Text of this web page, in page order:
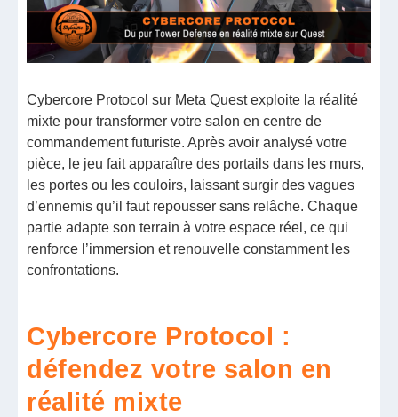
Cybercore Protocol sur Meta Quest exploite la réalité
mixte pour transformer votre salon en centre de
commandement futuriste. Après avoir analysé votre
pièce, le jeu fait apparaître des portails dans les murs,
les portes ou les couloirs, laissant surgir des vagues
d’ennemis qu’il faut repousser sans relâche. Chaque
partie adapte son terrain à votre espace réel, ce qui
renforce l’immersion et renouvelle constamment les
confrontations.
Cybercore Protocol :
défendez votre salon en
réalité mixte